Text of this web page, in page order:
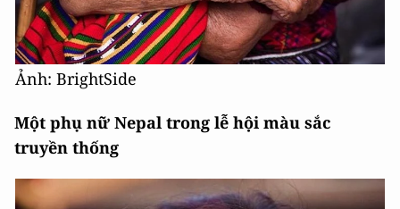
Ảnh: BrightSide
Một phụ nữ Nepal trong lễ hội màu sắc
truyền thống